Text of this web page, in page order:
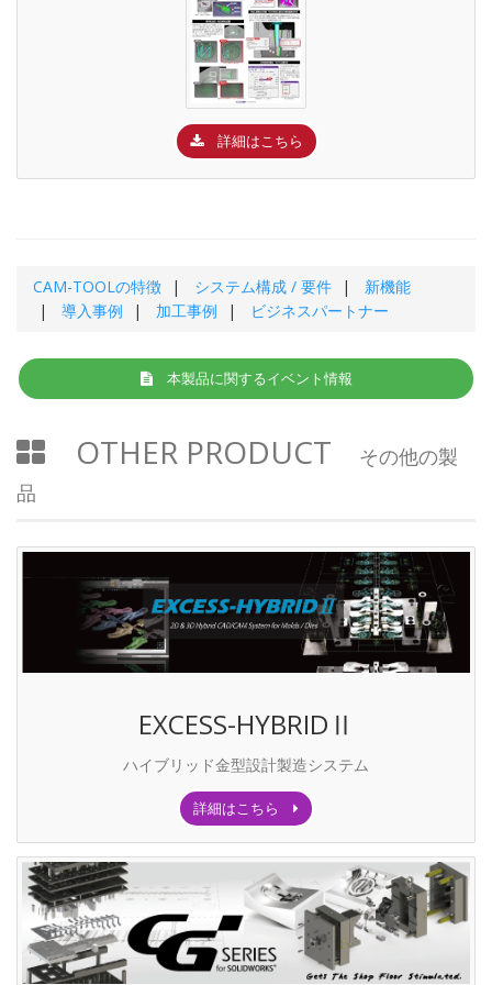
詳細はこちら
CAM-TOOL の特徴 システム構成 / 要件
新機能
導入事例
加工事例 ビジネスパートナー
本製品に関するイベント情報
OTHER PRODUCT
その他の製
品
EXCESS-HYBRIDⅡ
ハイブリッド金型設計製造システム
詳細はこちら